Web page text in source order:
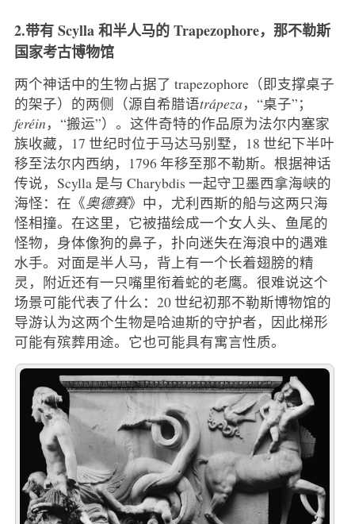
2.带有 Scylla 和半人马的 Trapezophore，那不勒斯
国家考古博物馆
两个神话中的生物占据了 trapezophore（即支撑桌子
的架子）的两侧（源自希腊语trápeza，“桌子”；
feréin，“搬运”）。这件奇特的作品原为法尔内塞家
族收藏，17 世纪时位于马达马别墅，18 世纪下半叶
移至法尔内西纳，1796 年移至那不勒斯。根据神话
传说，Scylla 是与 Charybdis 一起守卫墨西拿海峡的
海怪：在《奥德赛》中，尤利西斯的船与这两只海
怪相撞。在这里，它被描绘成一个女人头、鱼尾的
怪物，身体像狗的鼻子，扑向迷失在海浪中的遇难
水手。对面是半人马，背上有一个长着翅膀的精
灵，附近还有一只嘴里衔着蛇的老鹰。很难说这个
场景可能代表了什么：20 世纪初那不勒斯博物馆的
导游认为这两个生物是哈迪斯的守护者，因此梯形
可能有殡葬用途。它也可能具有寓言性质。